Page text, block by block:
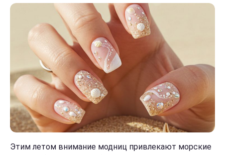
Этим летом внимание модниц привлекают морские